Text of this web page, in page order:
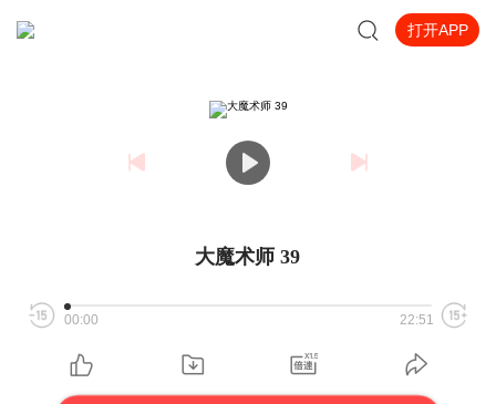
打开APP
大魔术师 39
00:00 22:51